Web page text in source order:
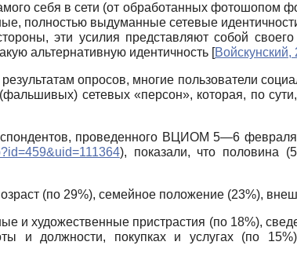
себя в сети (от обработанных фотошопом
полностью выдуманные сетевые
эти усилия представляют собой
альтернативную идентичность [Войскунский,
опросов, многие пользователи
сетевых «персон», которая, по
проведенного ВЦИОМ 5—6 февраля
), показали, что половина
(по 29%), семейное положение (23%),
и художественные пристрастия (по 18%),
и должности, покупках и услугах (по